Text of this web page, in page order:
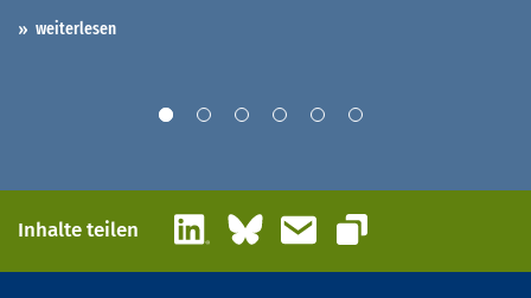
weiterlesen
Inhalte teilen LinkedInBlueskyE-Mail
Link kopieren